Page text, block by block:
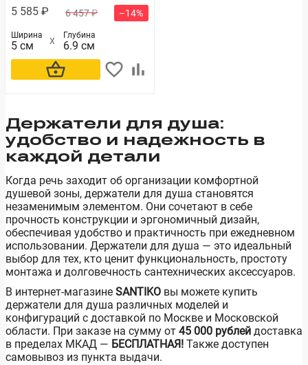
5 585 ₽ 6 457 ₽ –14%
Ширина
5 см
Глубина
6.9 см
В корзину
Держатели для душа:
удобство и надежность в
каждой детали
Когда речь заходит об организации комфортной
душевой зоны, держатели для душа становятся
незаменимым элементом. Они сочетают в себе
прочность конструкции и эргономичный дизайн,
обеспечивая удобство и практичность при ежедневном
использовании. Держатели для душа — это идеальный
выбор для тех, кто ценит функциональность, простоту
монтажа и долговечность сантехнических аксессуаров.
В интернет-магазине SANTIKO вы можете купить
держатели для душа различных моделей и
конфигураций с доставкой по Москве и Московской
области. При заказе на сумму от 45 000 рублей доставка
в пределах МКАД — БЕСПЛАТНАЯ! Также доступен
самовывоз из пункта выдачи.